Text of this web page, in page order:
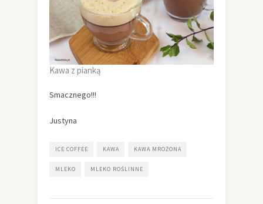
Kawa z pianką
Smacznego!!!
Justyna
ICE COFFEE KAWA KAWA MROŻONA
MLEKO MLEKO ROŚLINNE